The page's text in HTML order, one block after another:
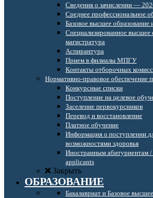
Сведения о зачислении —
Среднее профессиональное
Базовое высшее образование
Специализированное высшее
магистратура
Аспирантура
Прием в филиалы МПГУ
Контакты отборочных
Нормативно-правовое обеспечение
Конкурсные списки
Поступление на целевое
Заселение первокурсников
Перевод и восстановление
Платное обучение
Информация о поступлении
возможностями здоровья
Иностранным абитуриентам
applicants
Закрыть
ОБРАЗОВАНИЕ
Бакалавриат и Базовое